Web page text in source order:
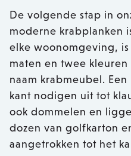
De volgende stap in
moderne krabplanken
elke woonomgeving,
maten en twee
naam krabmeubel.
kant nodigen uit tot
ook dommelen en
dozen van golfkarton
aangetrokken tot het